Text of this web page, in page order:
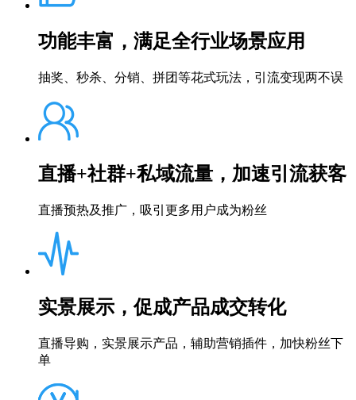
功能丰富，满足全行业场景应用
抽奖、秒杀、分销、拼团等花式玩法，引流变现两不误
直播+社群+私域流量，加速引流获客
直播预热及推广，吸引更多用户成为粉丝
实景展示，促成产品成交转化
直播导购，实景展示产品，辅助营销插件，加快粉丝下
单